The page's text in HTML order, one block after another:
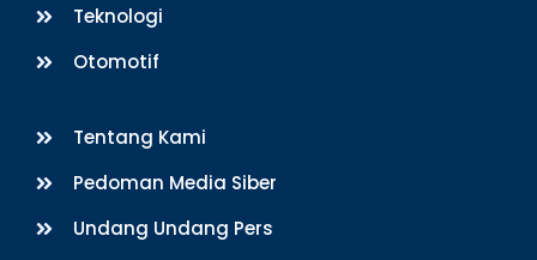
Teknologi
Otomotif
Tentang Kami
Pedoman Media Siber
Undang Undang Pers